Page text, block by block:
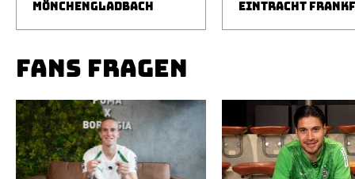
MÖNCHENGLADBACH
EINTRACHT
FANS FRAGEN